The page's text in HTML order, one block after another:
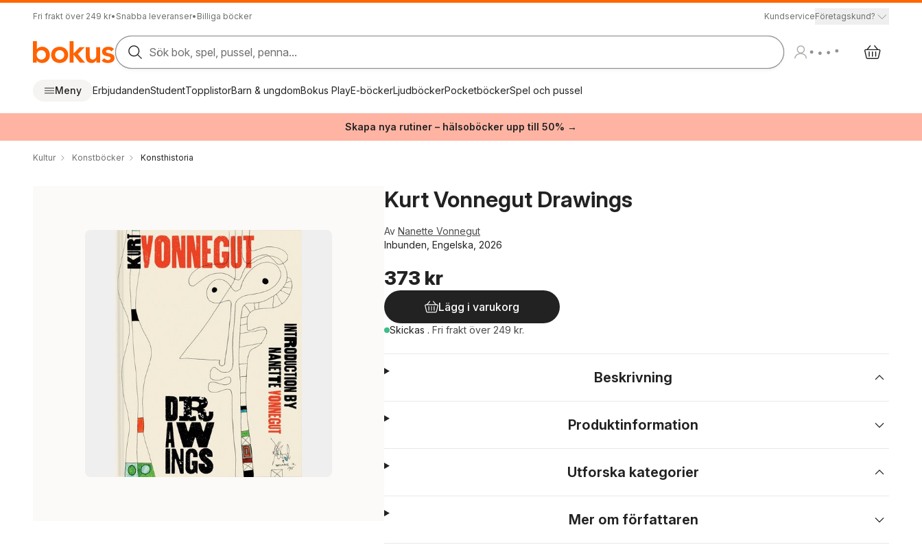
Fri frakt över 249 kr• Snabba leveranser• Billiga böcker KundserviceFöretagskund?
Sök bok, spel, pussel, penna...
Meny ErbjudandenStudentTopplistorBarn & ungdomBokus PlayE-böckerLjudböckerPocketböckerSpel och pussel
Skapa nya rutiner – hälsoböcker upp till 50% →
Kultur Konstböcker Konsthistoria
Kurt Vonnegut Drawings
Av Nanette Vonnegut
Inbunden, Engelska, 2026
373 kr
Lägg i varukorg
Skickas . Fri frakt över 249 kr.
Beskrivning
Produktinformation
Utforska kategorier
Mer om författaren